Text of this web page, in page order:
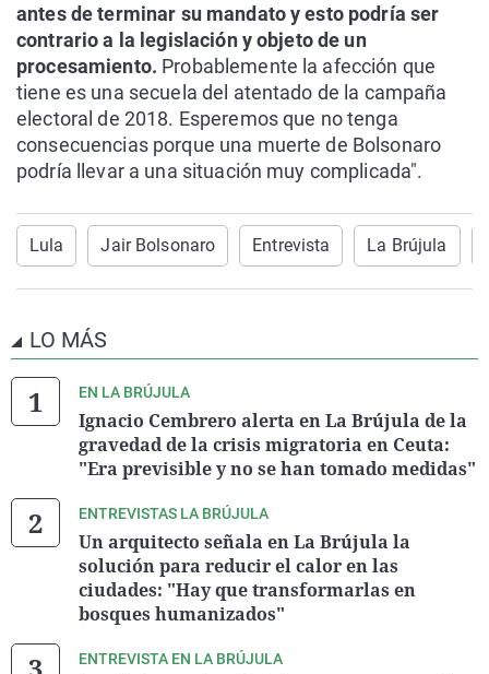
antes de terminar su mandato y esto podría ser
contrario a la legislación y objeto de un
procesamiento. Probablemente la afección que
tiene es una secuela del atentado de la campaña
electoral de 2018. Esperemos que no tenga
consecuencias porque una muerte de Bolsonaro
podría llevar a una situación muy complicada".
Lula Jair Bolsonaro Entrevista La Brújula
LO MÁS
EN LA BRÚJULA
Ignacio Cembrero alerta en La Brújula de la
gravedad de la crisis migratoria en Ceuta:
"Era previsible y no se han tomado medidas"
ENTREVISTAS LA BRÚJULA
Un arquitecto señala en La Brújula la
solución para reducir el calor en las
ciudades: "Hay que transformarlas en
bosques humanizados"
ENTREVISTA EN LA BRÚJULA